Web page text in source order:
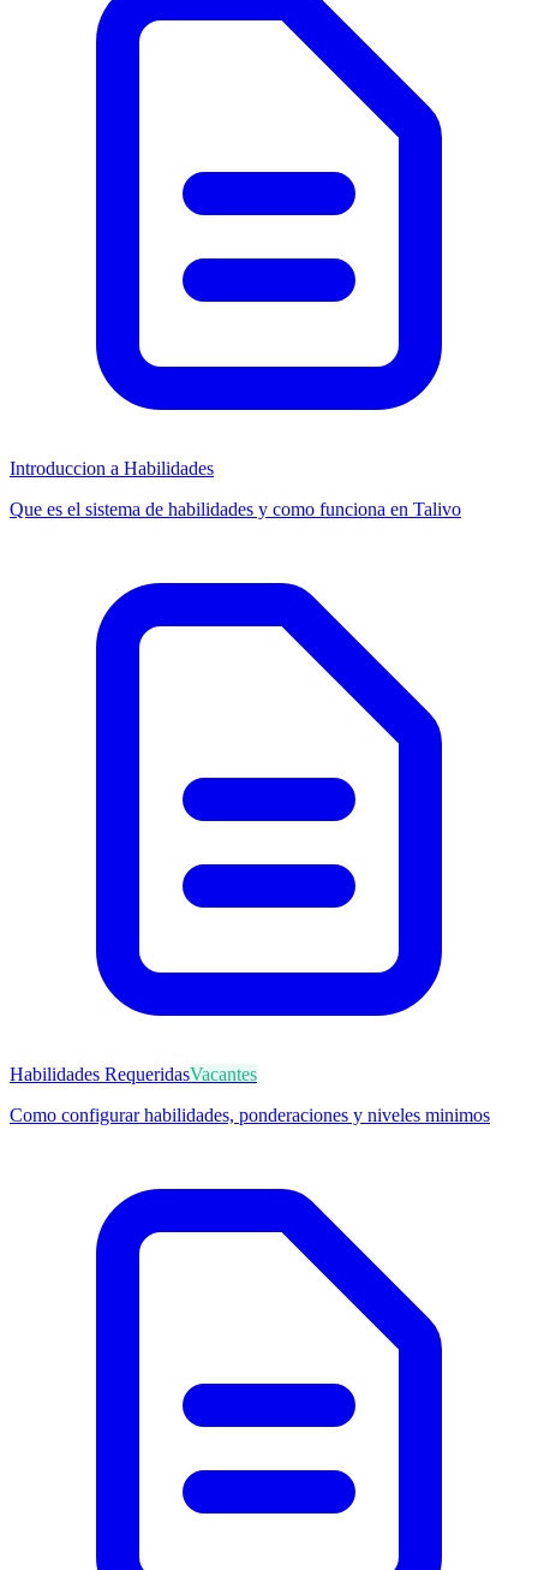
Introduccion a Habilidades
Que es el sistema de habilidades y como funciona en Talivo
Habilidades RequeridasVacantes
Como configurar habilidades, ponderaciones y niveles minimos